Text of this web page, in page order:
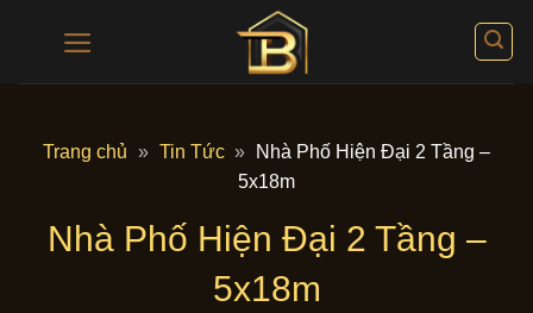
Trang chủ » Tin Tức »
Nhà Phố Hiện Đại 2 Tầng –
5x18m
Nhà Phố Hiện Đại 2 Tầng –
5x18m